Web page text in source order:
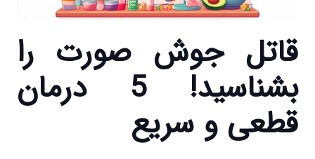
قاتل جوش صورت را
بشناسید! 5 درمان
قطعی و سریع